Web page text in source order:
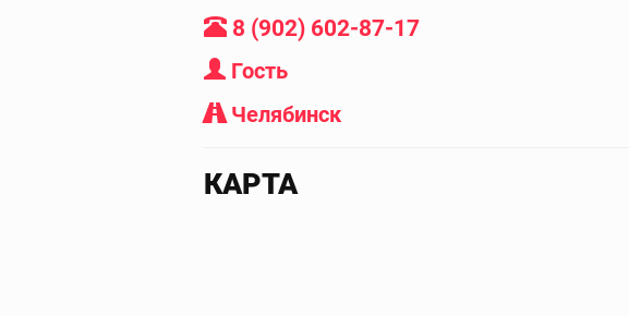
8 (902) 602-87-17
Гость
Челябинск
КАРТА